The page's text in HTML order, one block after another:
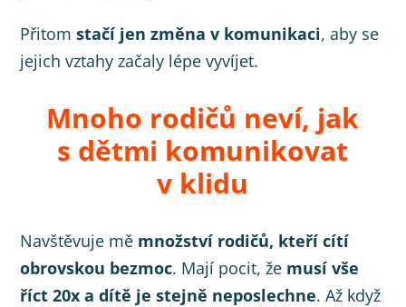
Přitomstačí jen změna v komunikaci, aby se
jejich vztahy začaly lépe vyvíjet.
Mnoho rodičů neví, jak
s dětmi komunikovat
v klidu
Navštěvuje mě množství rodičů, kteří cítí
obrovskou bezmoc. Mají pocit, že musí vše
říct 20x a dítě je stejně neposlechne. Až když